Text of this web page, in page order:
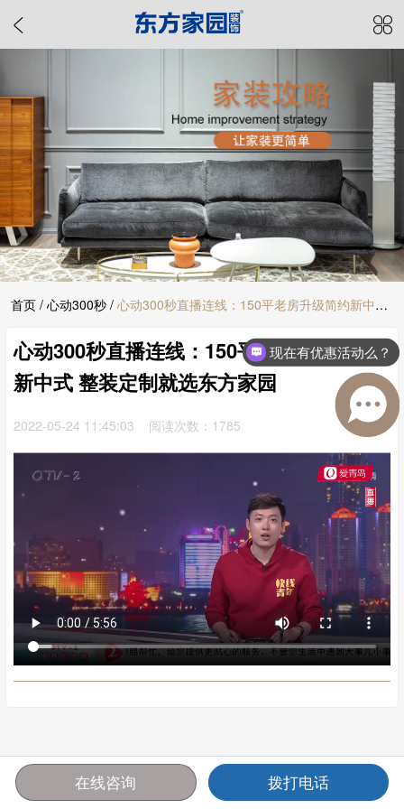
首页 / 心动300秒 / 心动300秒直播连线：150平老房升级简约新中式
整装定制就选东方家园
心动300秒直播连线：150平老房升级简约
新中式 整装定制就选东方家园
2022-05-24 11:45:03 阅读次数：1785
首页 报价 电话 咨询
现在有优惠活动么？
在线咨询 拨打电话